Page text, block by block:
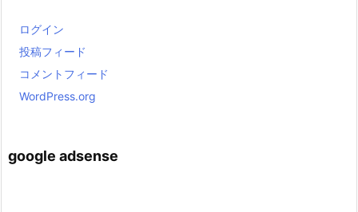
ログイン
投稿フィード
コメントフィード
WordPress.org
google adsense